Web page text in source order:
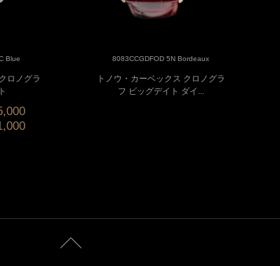
Blue
ロノグラ
8083CCGDFOD 5N Bordeaux
トノウ・カーベックス クロノグラ
フ ビッグデイト ダイ...